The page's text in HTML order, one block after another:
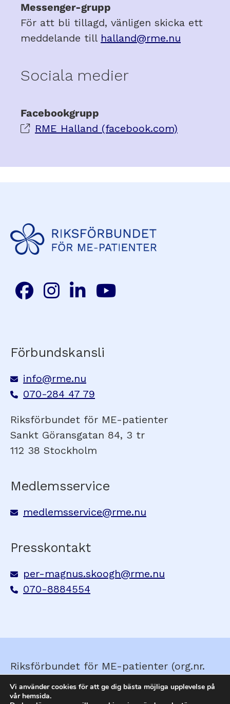
Messenger-grupp
För att bli tillagd, vänligen skicka ett
meddelande till halland@rme.nu
Sociala medier
Facebookgrupp
RME Halland (facebook.com)
Förbundskansli
info@rme.nu
070-284 47 79
Riksförbundet för ME-patienter
Sankt Göransgatan 84, 3 tr
112 38 Stockholm
Medlemsservice
medlemsservice@rme.nu
Presskontakt
per-magnus.skoogh@rme.nu
070-8884554
Riksförbundet för ME-patienter (org.nr.
857210-0579) © Skapad av
Ella&Sigrid
Vi använder cookies för att ge dig bästa möjliga upplevelse på
vår hemsida.